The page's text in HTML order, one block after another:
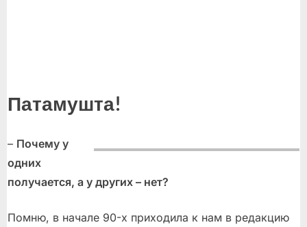
Патамушта!
– Почему у
одних
получается, а у других – нет?
Помню, в начале 90-х приходила к нам в редакцию